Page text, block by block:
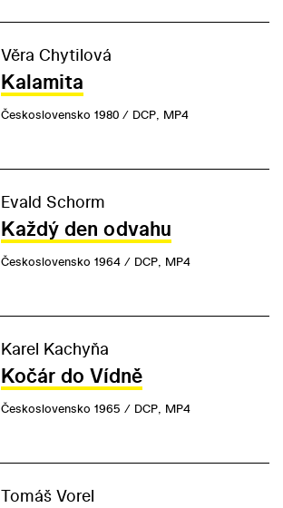
Věra Chytilová
Kalamita
Československo 1980 / DCP, MP4
Evald Schorm
Každý den odvahu
Československo 1964 / DCP, MP4
Karel Kachyňa
Kočár do Vídně
Československo 1965 / DCP, MP4
Tomáš Vorel